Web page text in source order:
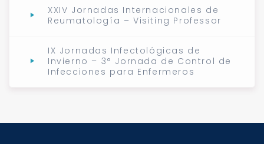
XXIV Jornadas Internacionales de
Reumatología – Visiting Professor
IX Jornadas Infectológicas de
Invierno – 3° Jornada de Control de
Infecciones para Enfermeros